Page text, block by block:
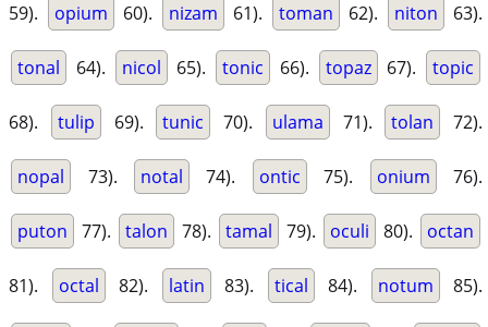
59). opium 60). nizam 61). toman 62). niton 63).
tonal 64). nicol 65). tonic 66). topaz 67). topic
68). tulip 69). tunic 70). ulama 71). tolan 72).
nopal 73). notal 74). ontic 75). onium 76).
puton 77). talon 78). tamal 79). oculi 80). octan
81). octal 82). latin 83). tical 84). notum 85).